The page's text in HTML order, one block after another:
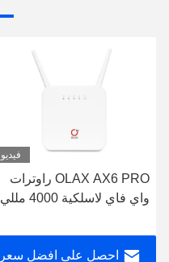
فيديو
OLAX AX6 PRO راوترات
واي فاي لاسلكية 4000 مللي
فاي راوتر B2 / 3/4/5/7/8/13
/ 28abاحصل على افضل سعر